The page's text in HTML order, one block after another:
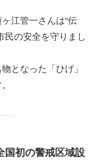
江管一さんは“伝
民の安全を守りまし
となった「ひげ」
国初の警戒区域設